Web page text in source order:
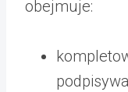
obejmuje: